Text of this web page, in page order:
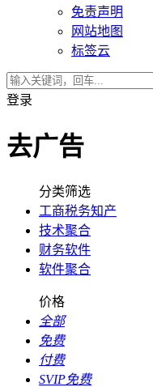
免责声明
网站地图
标签云
登录
去广告
分类筛选
工商税务知产
技术聚合
财务软件
软件聚合
价格
全部
免费
付费
SVIP免费